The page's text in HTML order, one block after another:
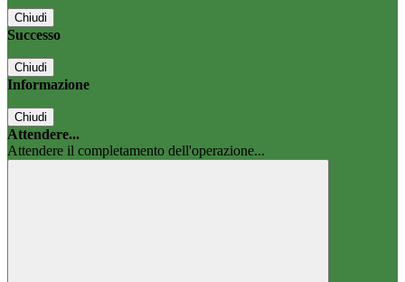
Chiudi
Successo
Chiudi
Informazione
Chiudi
Attendere...
Attendere il completamento dell'operazione...